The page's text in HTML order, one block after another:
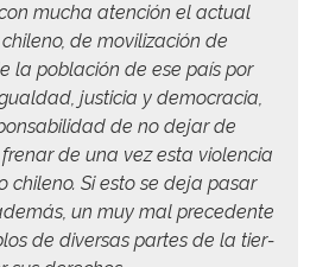
mucha aten­ción el actu­al
de mov­i­lización de
la población de ese país por
jus­ti­cia y democ­ra­cia,
de no dejar de
de una vez esta vio­len­cia
Si esto se deja pasar
un muy mal prece­dente
de diver­sas partes de la tier­